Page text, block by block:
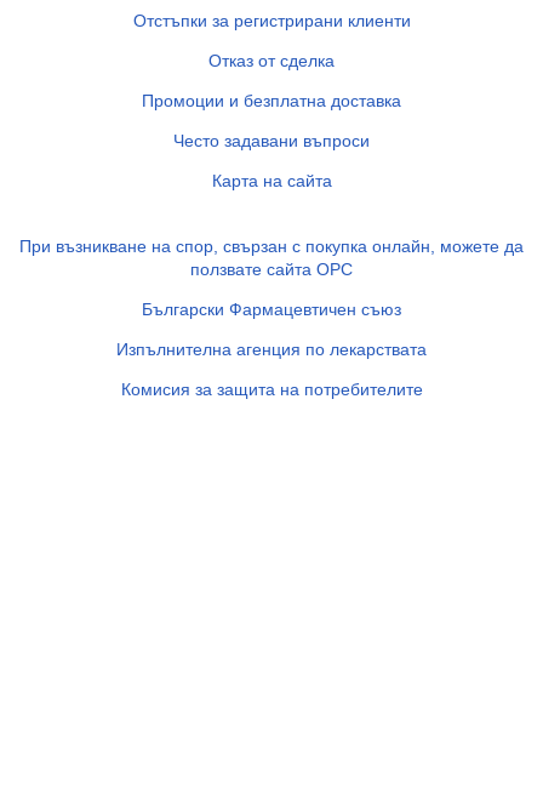
Отстъпки за регистрирани клиенти
Отказ от сделка
Промоции и безплатна доставка
Често задавани въпроси
Карта на сайта
При възникване на спор, свързан с покупка онлайн, можете да
ползвате сайта ОРС
Български Фармацевтичен съюз
Изпълнителна агенция по лекарствата
Комисия за защита на потребителите